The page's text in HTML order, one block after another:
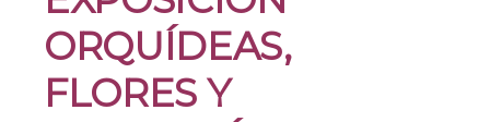
ORQUÍDEAS,
FLORES Y